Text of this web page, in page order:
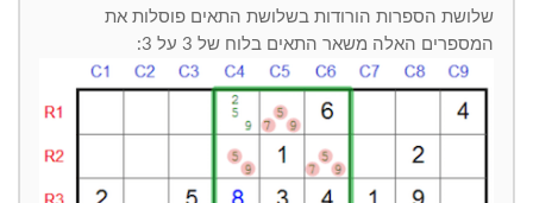
שלושת הספרות הורודות בשלושת התאים פוסלות את
המספרים האלה משאר התאים בלוח של 3 על 3: